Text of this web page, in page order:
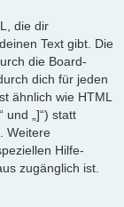
die dir
Text gibt. Die
die Board-
dich für jeden
ähnlich wie HTML
und „]“) statt
Weitere
Hilfe-
zugänglich ist.